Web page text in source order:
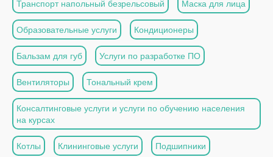
Транспорт напольный безрельсовый Маска для лица
Образовательные услуги Кондиционеры
Бальзам для губ Услуги по разработке ПО
Вентиляторы Тональный крем
Консалтинговые услуги и услуги по обучению населения
на курсах
Котлы Клининговые услуги Подшипники